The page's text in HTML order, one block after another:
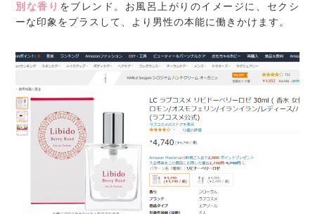
別な香り をブレンド。お風呂上がりのイメージに、セクシ
ーな印象をプラスして、より男性の本能に働きかけます。